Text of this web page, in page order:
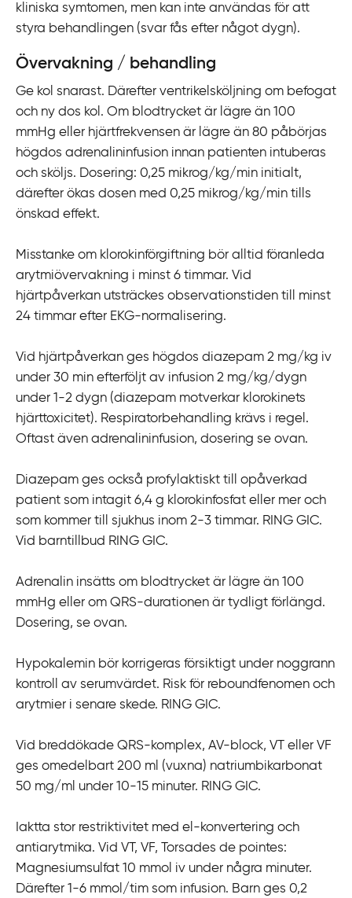
kliniska symtomen, men kan inte användas för att
styra behandlingen (svar fås efter något dygn).
Övervakning / behandling
Ge kol snarast. Därefter ventrikelsköljning om befogat
och ny dos kol. Om blodtrycket är lägre än 100
mmHg eller hjärtfrekvensen är lägre än 80 påbörjas
högdos adrenalininfusion innan patienten intuberas
och sköljs. Dosering: 0,25 mikrog/kg/min initialt,
därefter ökas dosen med 0,25 mikrog/kg/min tills
önskad effekt.
Misstanke om klorokinförgiftning bör alltid föranleda
arytmiövervakning i minst 6 timmar. Vid
hjärtpåverkan utsträckes observationstiden till minst
24 timmar efter EKG-normalisering.
Vid hjärtpåverkan ges högdos diazepam 2 mg/kg iv
under 30 min efterföljt av infusion 2 mg/kg/dygn
under 1-2 dygn (diazepam motverkar klorokinets
hjärttoxicitet). Respiratorbehandling krävs i regel.
Oftast även adrenalininfusion, dosering se ovan.
Diazepam ges också profylaktiskt till opåverkad
patient som intagit 6,4 g klorokinfosfat eller mer och
som kommer till sjukhus inom 2-3 timmar. RING GIC.
Vid barntillbud RING GIC.
Adrenalin insätts om blodtrycket är lägre än 100
mmHg eller om QRS-durationen är tydligt förlängd.
Dosering, se ovan.
Hypokalemin bör korrigeras försiktigt under noggrann
kontroll av serumvärdet. Risk för reboundfenomen och
arytmier i senare skede. RING GIC.
Vid breddökade QRS-komplex, AV-block, VT eller VF
ges omedelbart 200 ml (vuxna) natriumbikarbonat
50 mg/ml under 10-15 minuter. RING GIC.
Iaktta stor restriktivitet med el-konvertering och
antiarytmika. Vid VT, VF, Torsades de pointes:
Magnesiumsulfat 10 mmol iv under några minuter.
Därefter 1-6 mmol/tim som infusion. Barn ges 0,2